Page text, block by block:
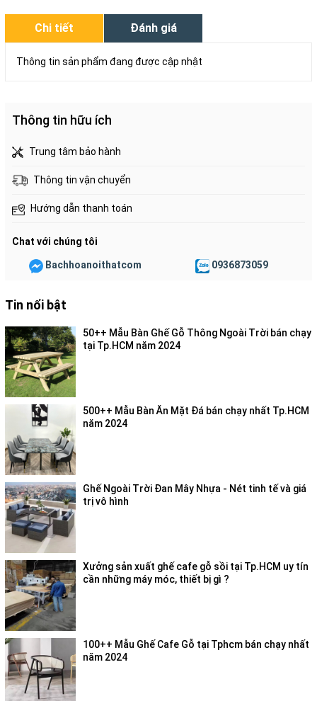
Chi tiết Đánh giá
Thông tin sản phẩm đang được cập nhật
Thông tin hữu ích
Trung tâm bảo hành
Thông tin vận chuyển
Hướng dẫn thanh toán
Chat với chúng tôi
Bachhoanoithatcom 0936873059
Tin nổi bật
50++ Mẫu Bàn Ghế Gỗ Thông Ngoài Trời bán chạy
tại Tp.HCM năm 2024
500++ Mẫu Bàn Ăn Mặt Đá bán chạy nhất Tp.HCM
năm 2024
Ghế Ngoài Trời Đan Mây Nhựa - Nét tinh tế và giá
trị vô hình
Xưởng sản xuất ghế cafe gỗ sồi tại Tp.HCM uy tín
cần những máy móc, thiết bị gì ?
100++ Mẫu Ghế Cafe Gỗ tại Tphcm bán chạy nhất
năm 2024